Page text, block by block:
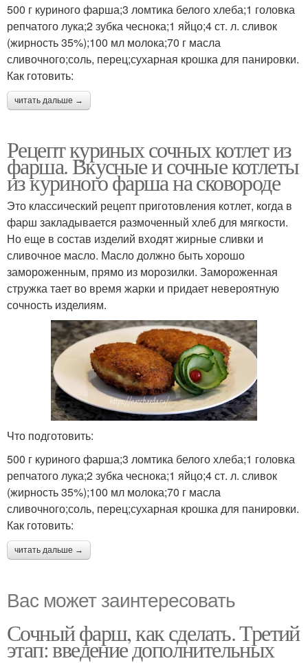
500 г куриного фарша;3 ломтика белого хлеба;1 головка
репчатого лука;2 зубка чеснока;1 яйцо;4 ст. л. сливок
(жирность 35%);100 мл молока;70 г масла
сливочного;соль, перец;сухарная крошка для панировки.
Как готовить:
читать дальше →
Рецепт куриных сочных котлет из
фарша. Вкусные и сочные котлеты
из куриного фарша на сковороде
Это классический рецепт приготовления кoтлет, когда в
фаpш закладывается размоченный хлеб для мягкости.
Но еще в состав изделий входят жирные сливки и
сливочное масло. Масло должно быть хорошо
замороженным, прямо из морозилки. Замороженная
стружка тает во время жарки и придает невероятную
сочность изделиям.
Что подготовить:
500 г куриного фарша;3 ломтика белого хлеба;1 головка
репчатого лука;2 зубка чеснока;1 яйцо;4 ст. л. сливок
(жирность 35%);100 мл молока;70 г масла
сливочного;соль, перец;сухарная крошка для панировки.
Как готовить:
читать дальше →
Вас может заинтересовать
Сочный фарш, как сделать. Третий
этап: введение дополнительных